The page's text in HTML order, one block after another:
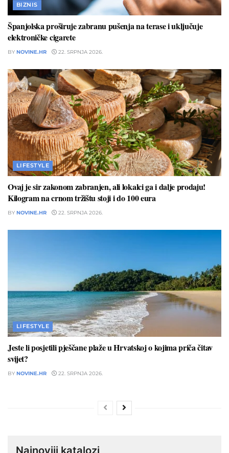
BIZNIS
Španjolska proširuje zabranu pušenja na terase i uključuje
elektroničke cigarete
BY NOVINE.HR 22. SRPNJA 2026.
LIFESTYLE
Ovaj je sir zakonom zabranjen, ali lokalci ga i dalje prodaju!
Kilogram na crnom tržištu stoji i do 100 eura
BY NOVINE.HR 22. SRPNJA 2026.
LIFESTYLE
Jeste li posjetili pješčane plaže u Hrvatskoj o kojima priča čitav
svijet?
BY NOVINE.HR 22. SRPNJA 2026.